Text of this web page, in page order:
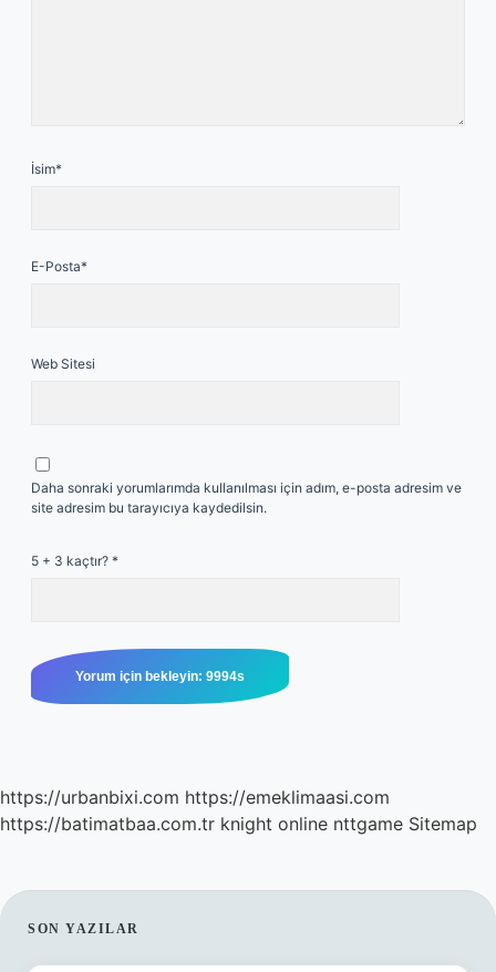
İsim*
E-Posta*
Web Sitesi
Daha sonraki yorumlarımda kullanılması için adım, e-posta adresim ve
site adresim bu tarayıcıya kaydedilsin.
5 + 3 kaçtır? *
https://urbanbixi.com https://emeklimaasi.com
https://batimatbaa.com.tr knight online nttgame Sitemap
SIDEBAR
SON YAZILAR